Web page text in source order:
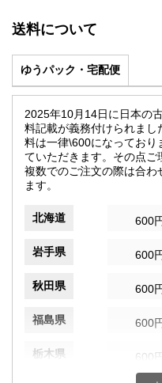
送料について
ゆうパック・宅配便
2025年10月14日に日本の
料記載が義務付けられまし
料は一律\600になっており
ていただきます。その点ご
複数でのご注文の際は合わ
ます。
北海道 600
岩手県 600
秋田県 600
福島県 600
栃木県 600